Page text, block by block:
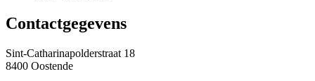
Contactgegevens
Sint-Catharinapolderstraat 18
8400 Oostende